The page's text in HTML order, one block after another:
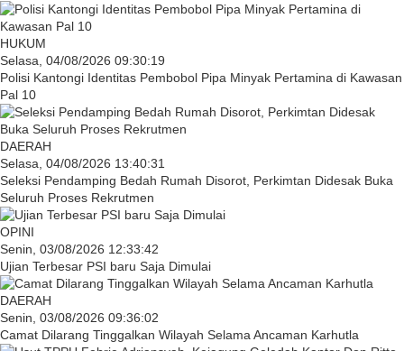
HUKUM
Selasa, 04/08/2026 09:30:19
Polisi Kantongi Identitas Pembobol Pipa Minyak Pertamina di Kawasan
Pal 10
DAERAH
Selasa, 04/08/2026 13:40:31
Seleksi Pendamping Bedah Rumah Disorot, Perkimtan Didesak Buka
Seluruh Proses Rekrutmen
OPINI
Senin, 03/08/2026 12:33:42
Ujian Terbesar PSI baru Saja Dimulai
DAERAH
Senin, 03/08/2026 09:36:02
Camat Dilarang Tinggalkan Wilayah Selama Ancaman Karhutla